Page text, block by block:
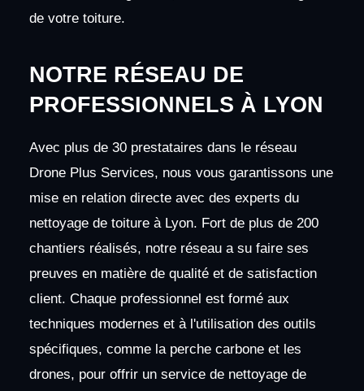
de votre toiture.
NOTRE RÉSEAU DE
PROFESSIONNELS À LYON
Avec plus de 30 prestataires dans le réseau
Drone Plus Services, nous vous garantissons une
mise en relation directe avec des experts du
nettoyage de toiture à Lyon. Fort de plus de 200
chantiers réalisés, notre réseau a su faire ses
preuves en matière de qualité et de satisfaction
client. Chaque professionnel est formé aux
techniques modernes et à l'utilisation des outils
spécifiques, comme la perche carbone et les
drones, pour offrir un service de nettoyage de